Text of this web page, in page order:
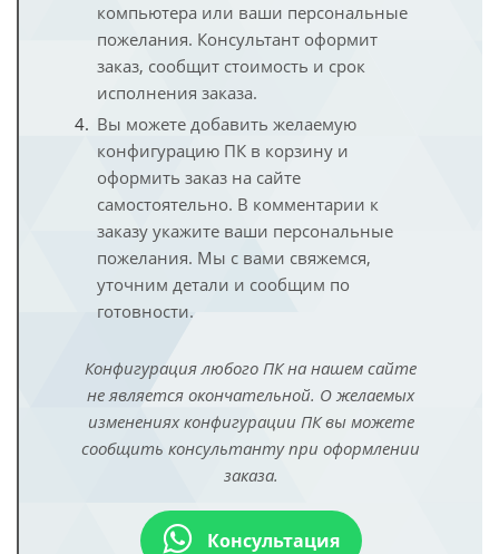
компьютера или ваши персональные
пожелания. Консультант оформит
заказ, сообщит стоимость и срок
исполнения заказа.
Вы можете добавить желаемую
конфигурацию ПК в корзину и
оформить заказ на сайте
самостоятельно. В комментарии к
заказу укажите ваши персональные
пожелания. Мы с вами свяжемся,
уточним детали и сообщим по
готовности.
Конфигурация любого ПК на нашем сайте
не является окончательной. О желаемых
изменениях конфигурации ПК вы можете
сообщить консультанту при оформлении
заказа.
Консультация